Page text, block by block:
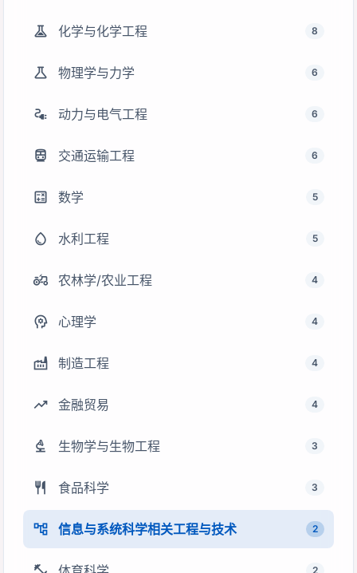
experiment 化学与化学工程 8
science 物理学与力学 6
electrical_services 动力与电气工程 6
directions_transit 交通运输工程 6
calculate 数学 5
water_drop 水利工程 5
agriculture 农林学/农业工程 4
psychology 心理学 4
factory 制造工程 4
trending_up 金融贸易 4
biotech 生物学与生物工程 3
restaurant 食品科学 3
account_tree 信息与系统科学相关工程与技术 2
2